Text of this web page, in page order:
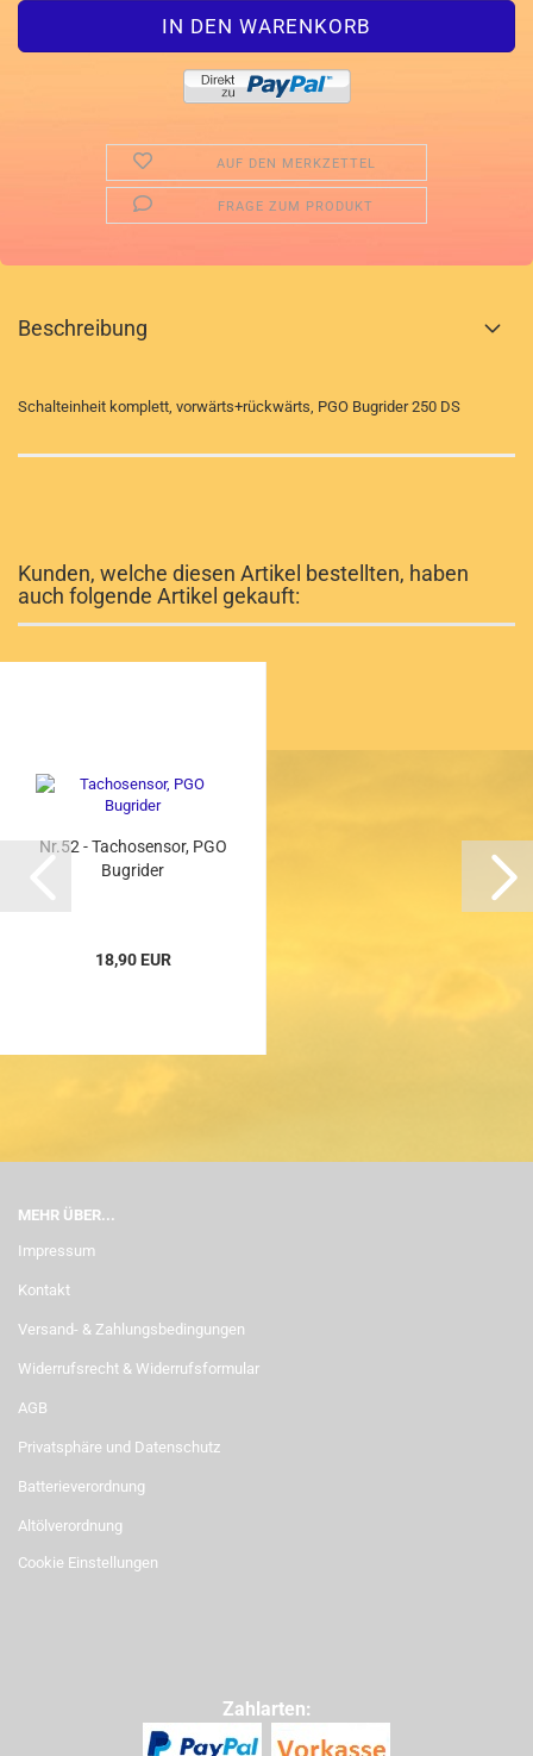
AUF DEN MERKZETTEL
FRAGE ZUM PRODUKT
Beschreibung
Schalteinheit komplett, vorwärts+rückwärts, PGO Bugrider 250 DS
Kunden, welche diesen Artikel bestellten, haben
auch folgende Artikel gekauft:
Nr.52 - Tachosensor, PGO
Bugrider
18,90 EUR
MEHR ÜBER...
Impressum
Kontakt
Versand- & Zahlungsbedingungen
Widerrufsrecht & Widerrufsformular
AGB
Privatsphäre und Datenschutz
Batterieverordnung
Altölverordnung
Cookie Einstellungen
Zahlarten: